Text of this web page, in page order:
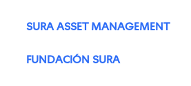
SURA ASSET MANAGEMENT
FUNDACIÓN SURA